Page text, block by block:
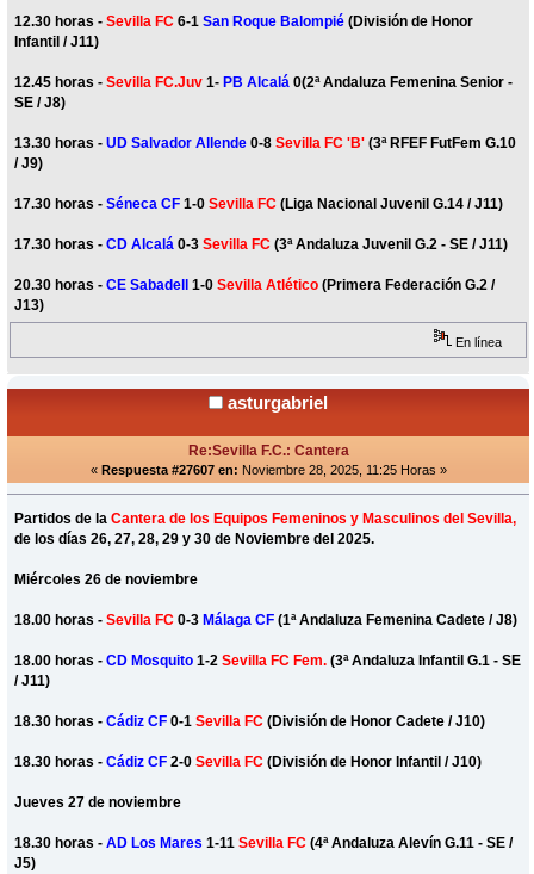
12.30 horas - Sevilla FC 6-1 San Roque Balompié(División de Honor
Infantil / J11)
12.45 horas - Sevilla FC.Juv 1- PB Alcalá0(2ª Andaluza Femenina Senior -
SE / J8)
13.30 horas -UD Salvador Allende 0-8Sevilla FC 'B' (3ª RFEF FutFem G.10
/ J9)
17.30 horas -Séneca CF 1-0Sevilla FC (Liga Nacional Juvenil G.14 / J11)
17.30 horas -CD Alcalá0-3Sevilla FC(3ª Andaluza Juvenil G.2 - SE / J11)
20.30 horas -CE Sabadell1-0Sevilla Atlético (Primera Federación G.2 /
J13)
En línea
asturgabriel
Re:Sevilla F.C.: Cantera
« Respuesta #27607 en: Noviembre 28, 2025, 11:25 Horas »
Partidos de laCantera de los Equipos Femeninos y Masculinos del Sevilla,
de los días 26, 27, 28, 29 y 30 de Noviembre del 2025.
Miércoles 26 de noviembre
18.00 horas -Sevilla FC 0-3 Málaga CF(1ª Andaluza Femenina Cadete / J8)
18.00 horas -CD Mosquito 1-2Sevilla FC Fem.(3ª Andaluza Infantil G.1 - SE
/ J11)
18.30 horas -Cádiz CF 0-1Sevilla FC (División de Honor Cadete / J10)
18.30 horas -Cádiz CF 2-0 Sevilla FC(División de Honor Infantil / J10)
Jueves 27 de noviembre
18.30 horas - AD Los Mares1-11 Sevilla FC (4ª Andaluza Alevín G.11 - SE /
J5)